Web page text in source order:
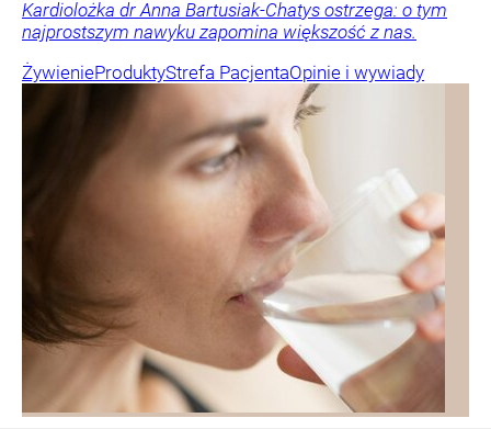
Kardiolożka dr Anna Bartusiak-Chatys ostrzega: o tym
najprostszym nawyku zapomina większość z nas.
ŻywienieProduktyStrefa PacjentaOpinie i wywiady